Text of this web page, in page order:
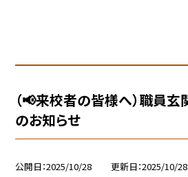
（📢来校者の皆様へ）職員
のお知らせ
公開日 2025/10/28 更新日 2025/10/28